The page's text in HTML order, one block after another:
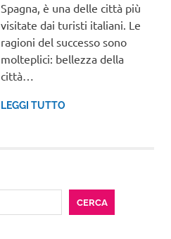
Spagna, è una delle città più
visitate dai turisti italiani. Le
ragioni del successo sono
molteplici: bellezza della
città…
LEGGI TUTTO
CERCA